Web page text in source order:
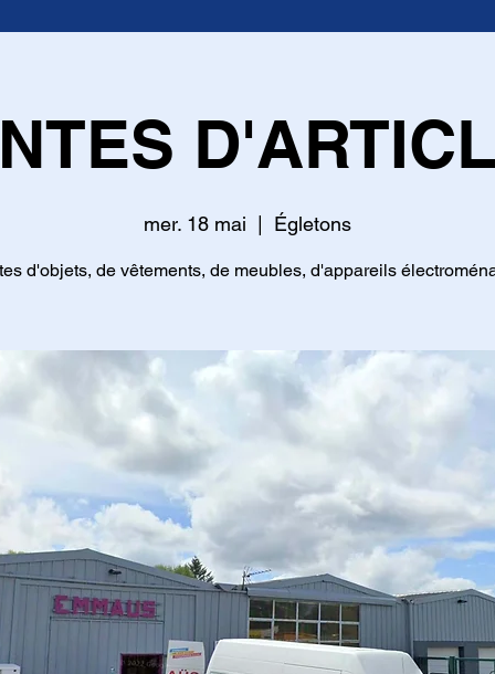
mer. 18 mai Égletons
d'objets, de vêtements, de meubles, d'appareils